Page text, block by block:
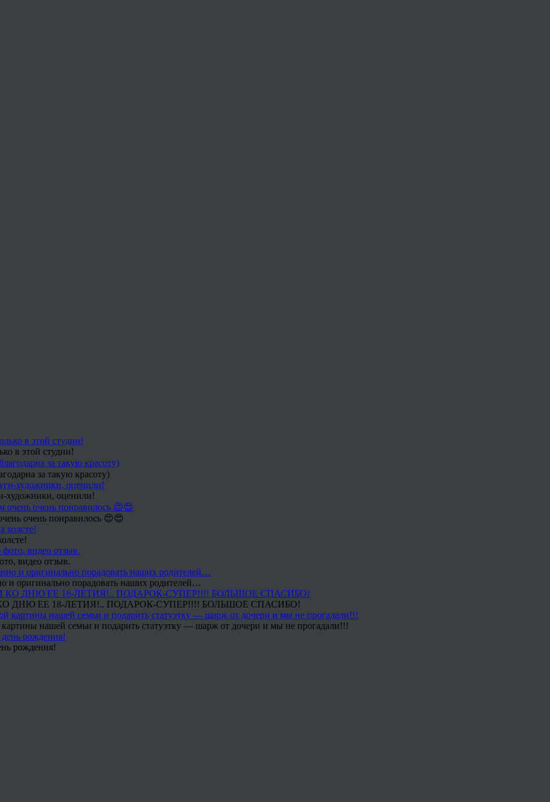
в этой студии!
за такую красоту)
художники, оценили!
очень понравилось 😍😍
видео отзыв.
и оригинально порадовать наших родителей…
ДНЮ ЕЕ 18-ЛЕТИЯ!.. ПОДАРОК-СУПЕР!!!! БОЛЬШОЕ СПАСИБО!
нашей семьи и подарить статуэтку — шарж от дочери и мы не прогадали!!!
рождения!